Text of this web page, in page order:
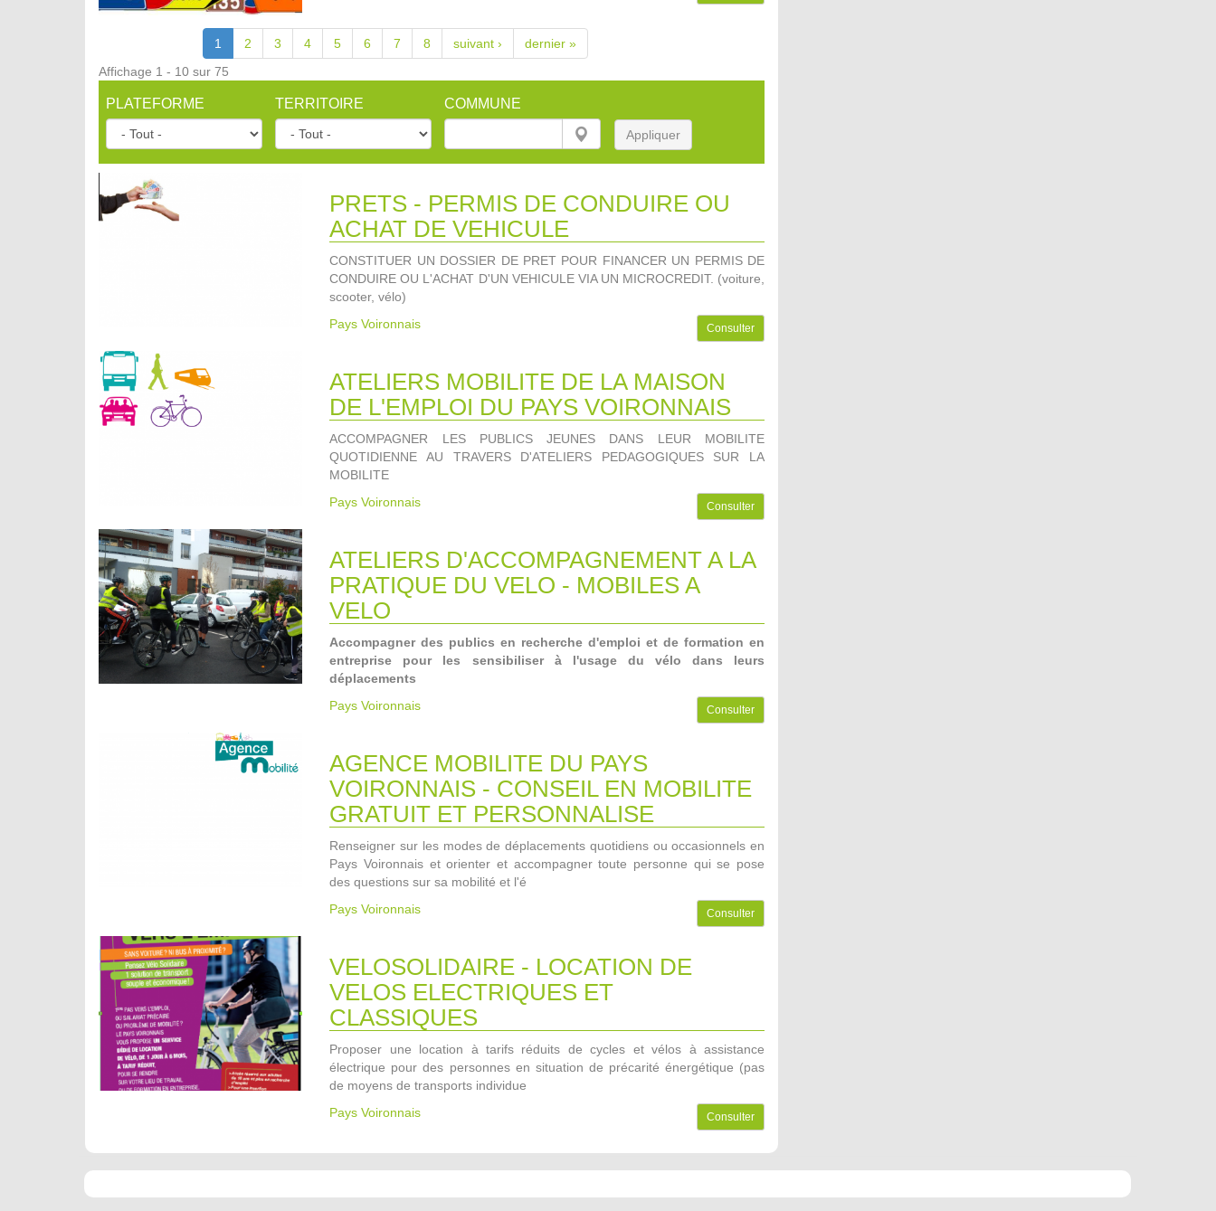
1 2 3 4 5 6 7 8 suivant ›
dernier »
Affichage 1 - 10 sur 75
PLATEFORME TERRITOIRE COMMUNE
Appliquer
PRETS - PERMIS DE CONDUIRE OU
ACHAT DE VEHICULE
CONSTITUER UN DOSSIER DE PRET POUR FINANCER UN PERMIS DE
CONDUIRE OU L'ACHAT D'UN VEHICULE VIA UN MICROCREDIT. (voiture,
scooter, vélo)
Pays Voironnais
Consulter
ATELIERS MOBILITE DE LA MAISON
DE L'EMPLOI DU PAYS VOIRONNAIS
ACCOMPAGNER LES PUBLICS JEUNES DANS LEUR MOBILITE
QUOTIDIENNE AU TRAVERS D'ATELIERS PEDAGOGIQUES SUR LA
MOBILITE
Pays Voironnais
Consulter
ATELIERS D'ACCOMPAGNEMENT A LA
PRATIQUE DU VELO - MOBILES A
VELO
Accompagner des publics en recherche d'emploi et de formation en
entreprise pour les sensibiliser à l'usage du vélo dans leurs
déplacements
Pays Voironnais
Consulter
AGENCE MOBILITE DU PAYS
VOIRONNAIS - CONSEIL EN MOBILITE
GRATUIT ET PERSONNALISE
Renseigner sur les modes de déplacements quotidiens ou occasionnels en
Pays Voironnais et orienter et accompagner toute personne qui se pose
des questions sur sa mobilité et l'é
Pays Voironnais
Consulter
VELOSOLIDAIRE - LOCATION DE
VELOS ELECTRIQUES ET
CLASSIQUES
Proposer une location à tarifs réduits de cycles et vélos à assistance
électrique pour des personnes en situation de précarité énergétique (pas
de moyens de transports individue
Pays Voironnais
Consulter